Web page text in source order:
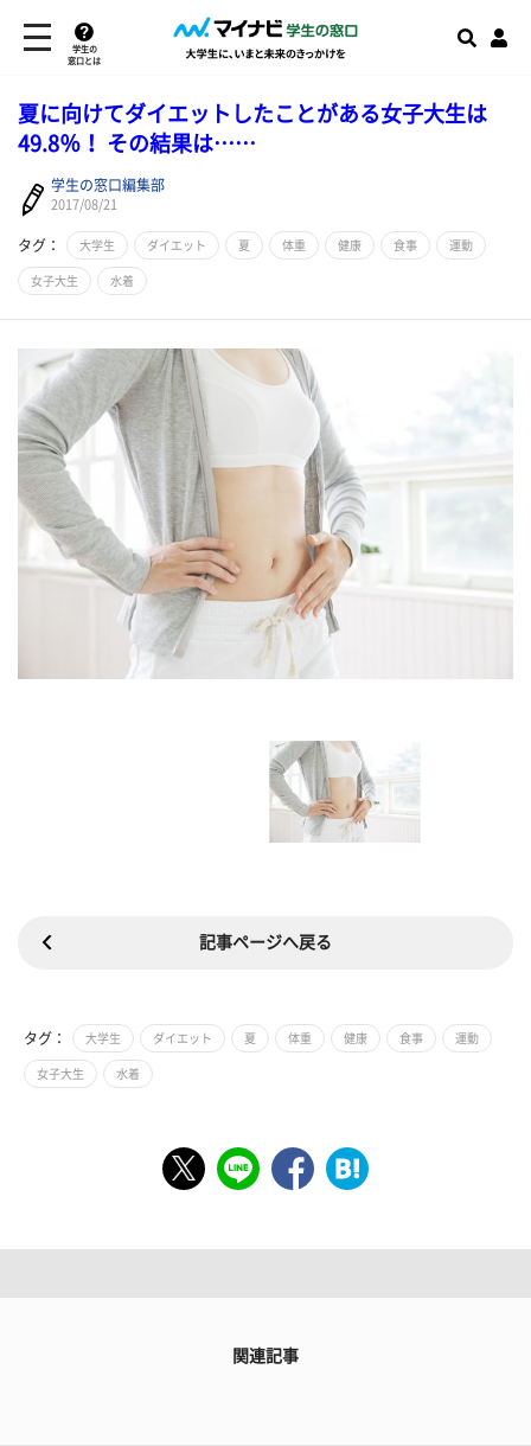
学生の
窓口とは
夏に向けてダイエットしたことがある女子大生は
49.8％！ その結果は……
学生の窓口編集部
2017/08/21
タグ： 大学生 ダイエット 夏 体重 健康 食事 運動
女子大生 水着
記事ページへ戻る
タグ： 大学生 ダイエット 夏 体重 健康 食事 運動
女子大生 水着
関連記事